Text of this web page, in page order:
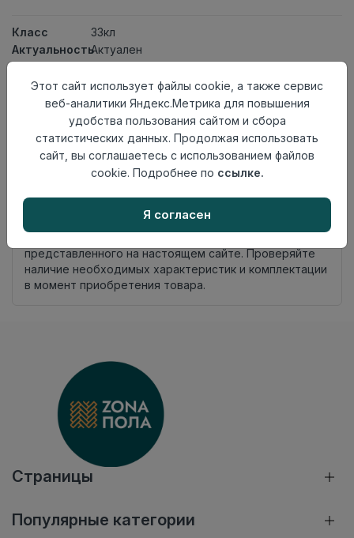
Класс
33кл
АктуальностьАктуален
Размер
доски
1292×193мм
Теплый пол
до +27 градусов
Фаска
4V
Замок
Clic It
Россия
представленного на настоящем сайте. Проверяйте
наличие необходимых характеристик и комплектации
в момент приобретения товара.
Страницы
Популярные категории
Этот сайт использует файлы cookie, а также сервис
веб-аналитики Яндекс.Метрика для повышения
удобства пользования сайтом и сбора
статистических данных. Продолжая использовать
сайт, вы соглашаетесь с использованием файлов
cookie. Подробнее по ссылке.
Я согласен